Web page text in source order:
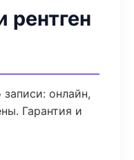
рентген
записи: онлайн,
Гарантия и